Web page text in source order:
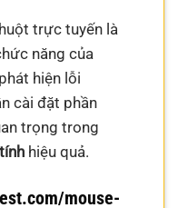
trực tuyến là
năng của
hiện lỗi
cài đặt phần
trọng trong
hiệu quả.
mouse-